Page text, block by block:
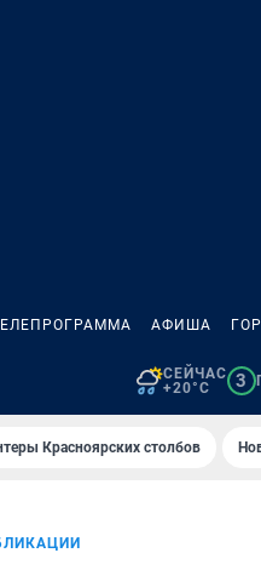
АФИША
СЕЙЧАС
+20°C
3
Красноярских столбов